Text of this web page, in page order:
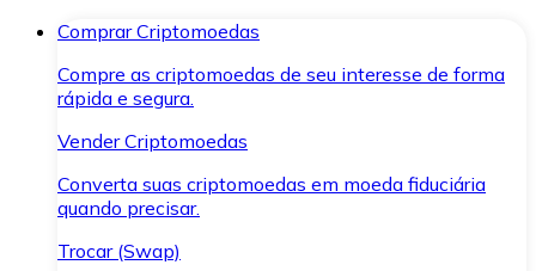
Comprar Criptomoedas
Compre as criptomoedas de seu interesse de forma
rápida e segura.
Vender Criptomoedas
Converta suas criptomoedas em moeda fiduciária
quando precisar.
Trocar (Swap)